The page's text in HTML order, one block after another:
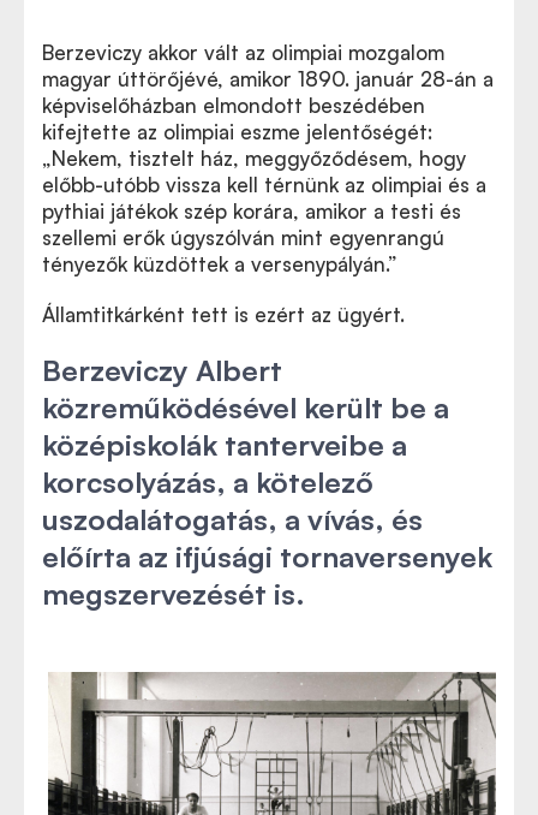
Berzeviczy akkor vált az olimpiai mozgalom
magyar úttörőjévé, amikor 1890. január 28-án a
képviselőházban elmondott beszédében
kifejtette az olimpiai eszme jelentőségét:
„Nekem, tisztelt ház, meggyőződésem, hogy
előbb-utóbb vissza kell térnünk az olimpiai és a
pythiai játékok szép korára, amikor a testi és
szellemi erők úgyszólván mint egyenrangú
tényezők küzdöttek a versenypályán.”
Államtitkárként tett is ezért az ügyért.
Berzeviczy Albert
közreműködésével került be a
középiskolák tanterveibe a
korcsolyázás, a kötelező
uszodalátogatás, a vívás, és
előírta az ifjúsági tornaversenyek
megszervezését is.